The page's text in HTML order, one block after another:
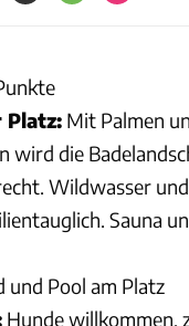
Platz: Mit Palmen
wird die
Wildwasser
Sauna
und Pool am Platz
Hunde willkommen,